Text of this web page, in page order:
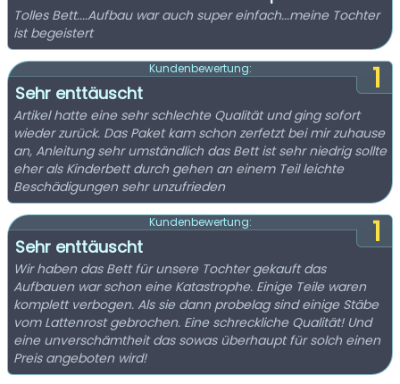
Tolles Bett....Aufbau war auch super einfach...meine Tochter
ist begeistert
1
Kundenbewertung:
Sehr enttäuscht
Artikel hatte eine sehr schlechte Qualität und ging sofort
wieder zurück. Das Paket kam schon zerfetzt bei mir zuhause
an, Anleitung sehr umständlich das Bett ist sehr niedrig sollte
eher als Kinderbett durch gehen an einem Teil leichte
Beschädigungen sehr unzufrieden
1
Kundenbewertung:
Sehr enttäuscht
Wir haben das Bett für unsere Tochter gekauft das
Aufbauen war schon eine Katastrophe. Einige Teile waren
komplett verbogen. Als sie dann probelag sind einige Stäbe
vom Lattenrost gebrochen. Eine schreckliche Qualität! Und
eine unverschämtheit das sowas überhaupt für solch einen
Preis angeboten wird!